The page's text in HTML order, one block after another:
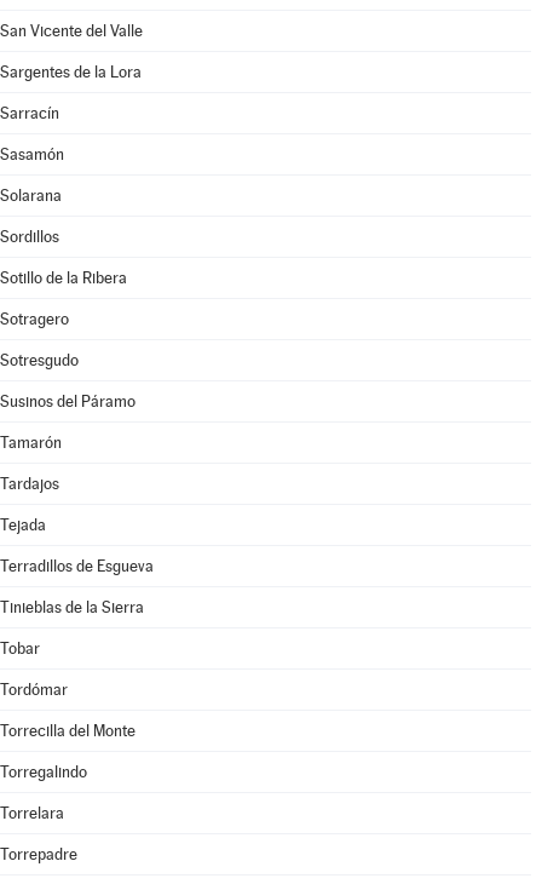
San Vicente del Valle
Sargentes de la Lora
Sarracín
Sasamón
Solarana
Sordillos
Sotillo de la Ribera
Sotragero
Sotresgudo
Susinos del Páramo
Tamarón
Tardajos
Tejada
Terradillos de Esgueva
Tinieblas de la Sierra
Tobar
Tordómar
Torrecilla del Monte
Torregalindo
Torrelara
Torrepadre